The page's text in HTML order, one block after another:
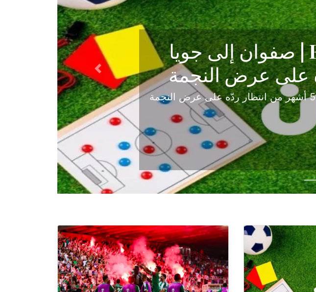
وتنتهي في
نجح الإخاء الأهلي عاليه في
Next